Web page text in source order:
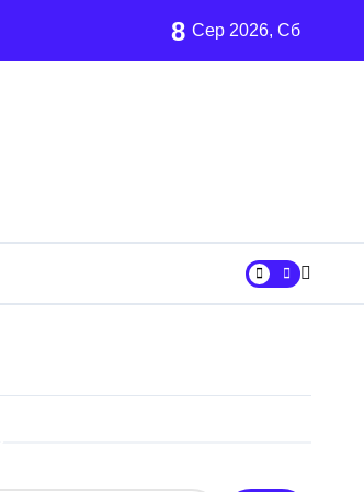
8 Сер 2026, Сб